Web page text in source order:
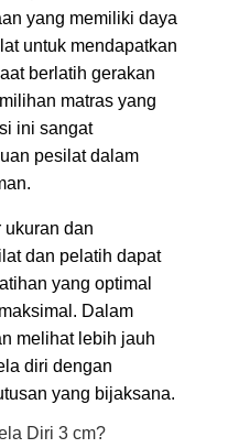
yang memiliki daya
untuk mendapatkan
berlatih gerakan
matras yang
ini sangat
pesilat dalam
ukuran dan
dan pelatih dapat
yang optimal
Dalam
melihat lebih jauh
diri dengan
yang bijaksana.
Diri 3 cm?